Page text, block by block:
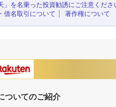
」を名乗った投資勧誘にご注意くださ
借名取引について
著作権について
ついてのご紹介